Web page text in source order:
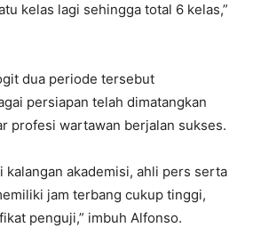
kelas lagi sehingga total 6 kelas,”
dua periode tersebut
persiapan telah dimatangkan
profesi wartawan berjalan sukses.
kalangan akademisi, ahli pers serta
jam terbang cukup tinggi,
penguji,” imbuh Alfonso.